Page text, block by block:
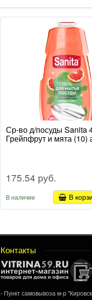
Ср-во д/посуды Sanita
Грейпфрут и мята (10)
175.54 руб.
В наличии В
Контакты
- Пункт самовывоза м-р